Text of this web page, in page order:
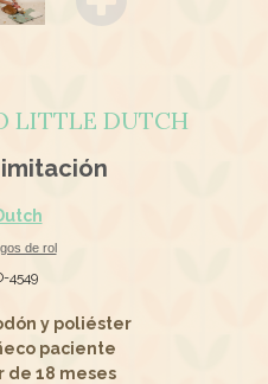
LITTLE DUTCH
de rol
4549
y poliéster
paciente
de 18 meses